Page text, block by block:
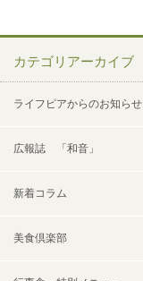
カテゴリアーカイブ
ライフピアからのお知らせ
広報誌 「和音」
新着コラム
美食倶楽部